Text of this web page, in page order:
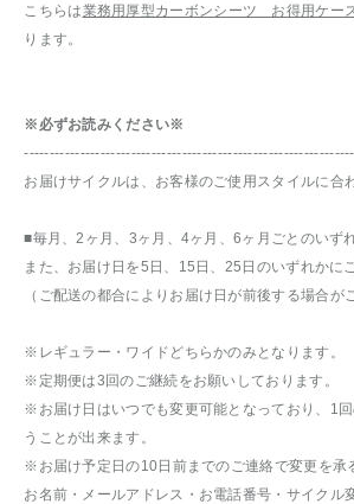
こちらは業務用厚型カーボンシーツ お得用ケー
ります。
※必ずお読みください※
お届けサイクルは、お客様のご使用スタイルに合
■毎月、2ヶ月、3ヶ月、4ヶ月、6ヶ月ごとのいず
また、お届け日を5日、15日、25日のいずれかに
（ご配送の都合によりお届け日が前後する場合が
※レギュラー・ワイドどちらかのみとなります。
※定期便は3回のご継続をお願いしております。
※お届け日はいつでも変更可能となっており、1
うことが出来ます。
※お届け予定日の10日前までのご連絡で変更を承
お名前・メールアドレス・お電話番号・サイクル